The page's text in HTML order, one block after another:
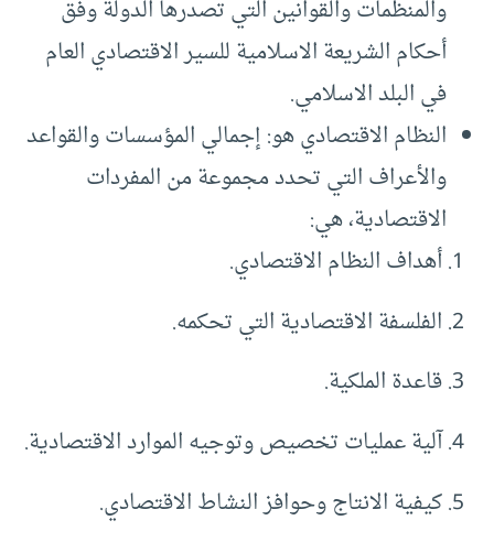
والمنظمات والقوانين التي تصدرها الدولة وفق
أحكام الشريعة الاسلامية للسير الاقتصادي العام
في البلد الاسلامي.
النظام الاقتصادي هو: إجمالي المؤسسات والقواعد
والأعراف التي تحدد مجموعة من المفردات
الاقتصادية، هي:
أهداف النظام الاقتصادي.
الفلسفة الاقتصادية التي تحكمه.
قاعدة الملكية.
آلية عمليات تخصيص وتوجيه الموارد الاقتصادية.
كيفية الانتاج وحوافز النشاط الاقتصادي.